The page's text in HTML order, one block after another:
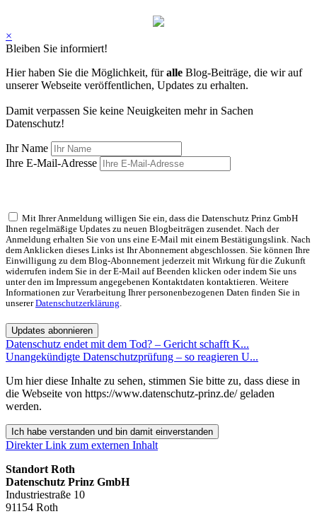
×
Bleiben Sie informiert!
Hier haben Sie die Möglichkeit, füralle Blog-Beiträge, die wir auf
unserer Webseite veröffentlichen, Updates zu erhalten.
Damit verpassen Sie keine Neuigkeiten mehr in Sachen
Datenschutz!
Ihr Name
Ihre E-Mail-Adresse
Mit Ihrer Anmeldung willigen Sie ein, dass die Datenschutz Prinz GmbH
Ihnen regelmäßige Updates zu neuen Blogbeiträgen zusendet. Nach der
Anmeldung erhalten Sie von uns eine E-Mail mit einem Bestätigungslink. Nach
dem Anklicken dieses Links ist Ihr Abonnement abgeschlossen. Sie können Ihre
Einwilligung zu dem Blog-Abonnement jederzeit mit Wirkung für die Zukunft
widerrufen indem Sie in der E-Mail auf Beenden klicken oder indem Sie uns
unter den im Impressum angegebenen Kontaktdaten kontaktieren. Weitere
Informationen zur Verarbeitung Ihrer personenbezogenen Daten finden Sie in
unsererDatenschutzerklärung.
Updates abonnieren
Datenschutz endet mit dem Tod? – Gericht schafft K...
Unangekündigte Datenschutzprüfung – so reagieren U...
Um hier diese Inhalte zu sehen, stimmen Sie bitte zu, dass diese in
die Webseite von https://www.datenschutz-prinz.de/ geladen
werden.
Ich habe verstanden und bin damit einverstanden
Direkter Link zum externen Inhalt
Standort Roth
Datenschutz Prinz GmbH
Industriestraße 10
91154 Roth